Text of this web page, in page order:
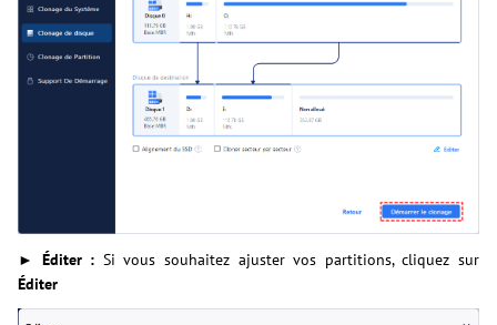
► Éditer : Si vous souhaitez ajuster vos partitions, cliquez sur
Éditer